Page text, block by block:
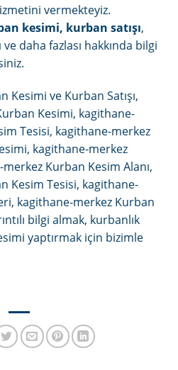
vermekteyiz.
kesimi, kurban satışı,
ve daha fazlası hakkında bilgi
Kesimi ve Kurban Satışı,
Kesimi, kagithane-
Tesisi, kagithane-merkez
kagithane-merkez
Kurban Kesim Alanı,
Kesim Tesisi, kagithane-
kagithane-merkez Kurban
bilgi almak, kurbanlık
yaptırmak için bizimle